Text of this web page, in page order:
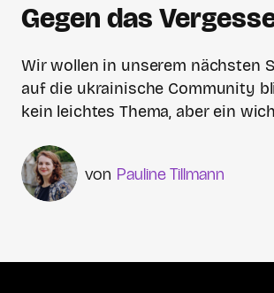
Gegen das
Wir wollen in unserem nächsten
auf die ukrainische Community
kein leichtes Thema, aber ein
Pauline Tillmann